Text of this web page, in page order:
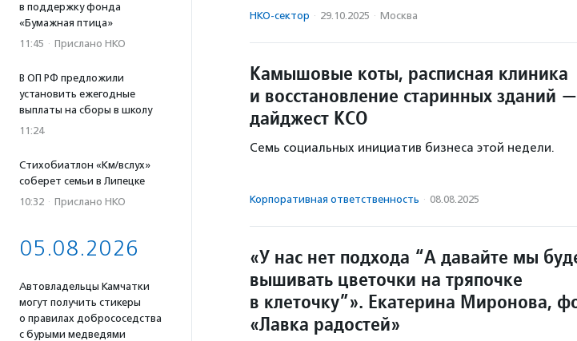
в поддержку фонда
«Бумажная птица»
11:45 · Прислано НКО
В ОП РФ предложили
установить ежегодные
выплаты на сборы в школу
11:24
Стихобиатлон «Км/вслух»
соберет семьи в Липецке
10:32 · Прислано НКО
05.08.2026
Автовладельцы Камчатки
могут получить стикеры
о правилах добрососедства
с бурыми медведями
НКО-сектор · 29.10.2025 · Москва
Камышовые коты, расписная клиника
и восстановление старинных зданий —
дайджест КСО
Семь социальных инициатив бизнеса этой недели.
Корпоративная ответственность · 08.08.2025
«У нас нет подхода “А давайте мы
вышивать цветочки на тряпочке
в клеточку”». Екатерина Миронова,
«Лавка радостей»